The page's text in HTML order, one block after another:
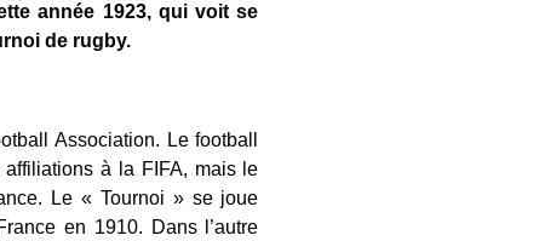
année 1923, qui voit se
de rugby.
Association. Le football
à la FIFA, mais le
Le « Tournoi » se joue
en 1910. Dans l’autre